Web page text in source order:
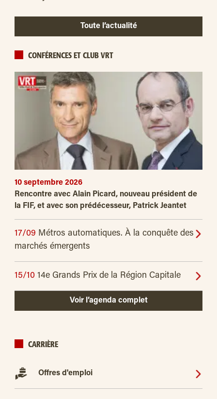
Toute l’actualité
CONFÉRENCES ET CLUB VRT
10 septembre 2026
Rencontre avec Alain Picard, nouveau président de
la FIF, et avec son prédécesseur, Patrick Jeantet
17/09 Métros automatiques. À la conquête des
marchés émergents
15/10 14e Grands Prix de la Région Capitale
Voir l’agenda complet
CARRIÈRE
Offres d'emploi